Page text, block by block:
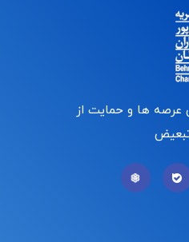
عرصه ها و حمایت از
تبعیض